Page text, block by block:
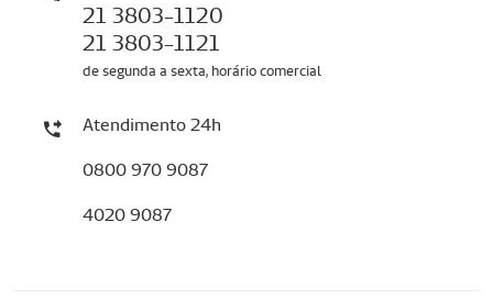
21 3803-1120
21 3803-1121
de segunda a sexta, horário comercial
Atendimento 24h
0800 970 9087
4020 9087